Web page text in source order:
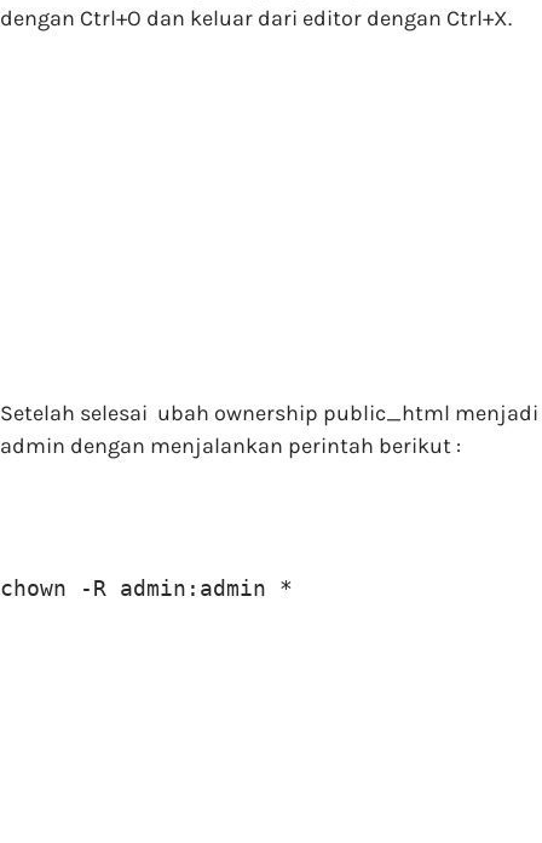
dengan Ctrl+O dan keluar dari editor dengan Ctrl+X.
Setelah selesai ubah ownership public_html menjadi
admin dengan menjalankan perintah berikut :
chown -R admin:admin *